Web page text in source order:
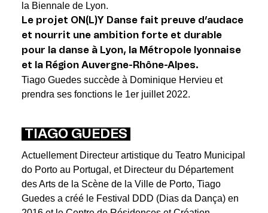
la Biennale de Lyon.
Le projet ON(L)Y Danse fait preuve d’audace
et nourrit une ambition forte et durable
pour la danse à Lyon, la Métropole lyonnaise
et la Région Auvergne-Rhône-Alpes.
Tiago Guedes succède à Dominique Hervieu et
prendra ses fonctions le 1er juillet 2022.
TIAGO GUEDES
Actuellement Directeur artistique du Teatro Municipal
do Porto au Portugal, et Directeur du Département
des Arts de la Scène de la Ville de Porto, Tiago
Guedes a créé le Festival DDD (Dias da Dança) en